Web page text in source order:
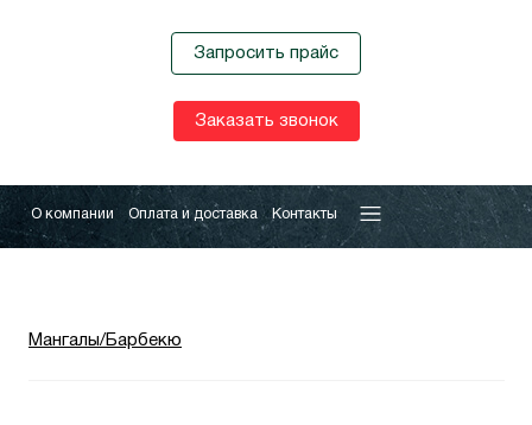
Запросить прайс
Заказать звонок
О компании Оплата и доставка Контакты
Мангалы/Барбекю